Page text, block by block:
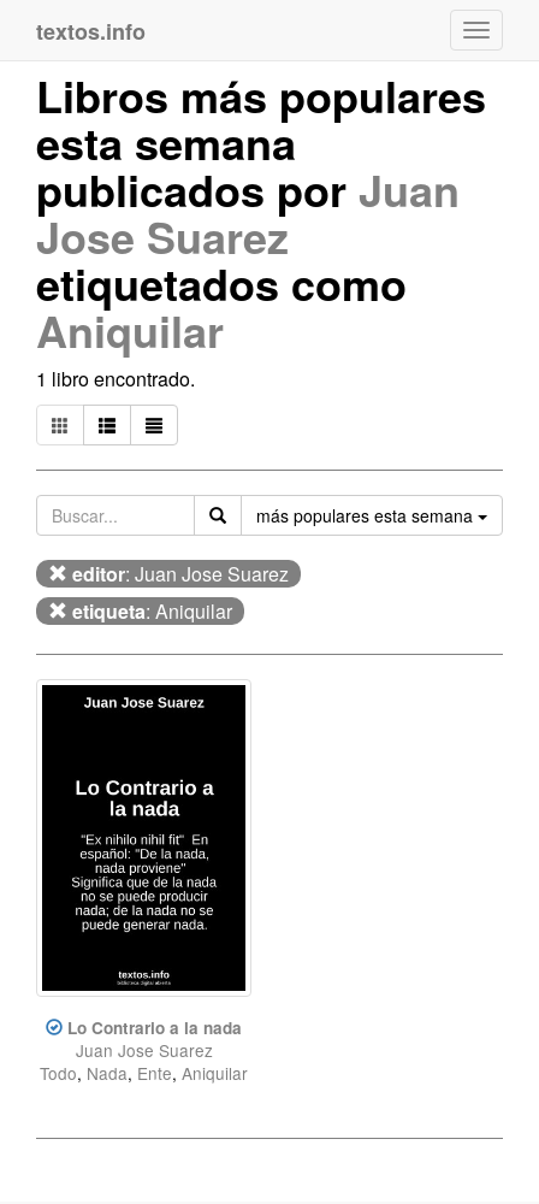
textos.info
Libros más populares
esta semana
publicados por Juan
Jose Suarez
etiquetados como
Aniquilar
1 libro encontrado.
más populares esta semana
editor: Juan Jose Suarez
etiqueta: Aniquilar
Lo Contrario a la nada
Juan Jose Suarez
Todo, Nada, Ente, Aniquilar